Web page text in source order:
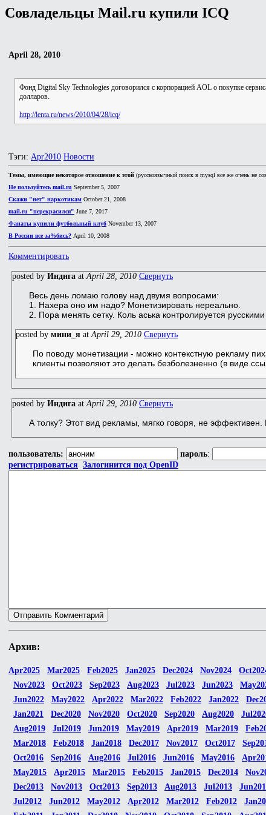
Совладельцы Mail.ru купили ICQ
April 28, 2010
Фонд Digital Sky Technologies договорился с корпорацией AOL о покупке
долларов.
http://lenta.ru/news/2010/04/28/icq/
Тэги: Apr2010 Новости
Темы, имеющие некоторое отношение к этой (русскоязычный поиск в mysql все же очень не
Не пользуйтесь mail.ru September 5, 2007
Скажи "нет" наркотикам October 21, 2008
mail.ru "перекрасился" June 7, 2017
Фанаты купили футбольный клуб November 13, 2007
В России все за%бись? April 10, 2008
Комментировать
posted by Индига at April 28, 2010 Свернуть
Весь день ломаю голову над двумя вопросами:
1. Нахера оно им надо? Монетизировать нереально.
2. Пора менять сетку. Коль аська контролируется
posted by мини_я at April 29, 2010 Свернуть
По поводу монетизации - можно контекстную рекламу
клиенты позволяют это делать безболезненно (в виде
posted by Индига at April 29, 2010 Свернуть
А толку? Этот вид рекламы, мягко говоря, не эффективен.
пользователь: пароль:
регистрироваться Залогинится под OpenID
Архив:
Apr2025 Mar2025 Feb2025 Jan2025 Dec2024 Nov2024
Nov2023
Oct2023 Sep2023 Aug2023 Jul2023 Jun2023
Jun2022
May2022 Apr2022 Mar2022 Feb2022 Jan2022
Jan2021
Dec2020 Nov2020 Oct2020 Sep2020 Aug2020
Aug2019
Jul2019 Jun2019 May2019 Apr2019 Mar2019
Mar2018
Feb2018 Jan2018 Dec2017 Nov2017 Oct2017
Oct2016
Sep2016 Aug2016 Jul2016 Jun2016 May2016
May2015
Apr2015 Mar2015 Feb2015 Jan2015 Dec2014
Dec2013
Nov2013 Oct2013 Sep2013 Aug2013 Jul2013
Jul2012
Jun2012 May2012 Apr2012 Mar2012 Feb2012